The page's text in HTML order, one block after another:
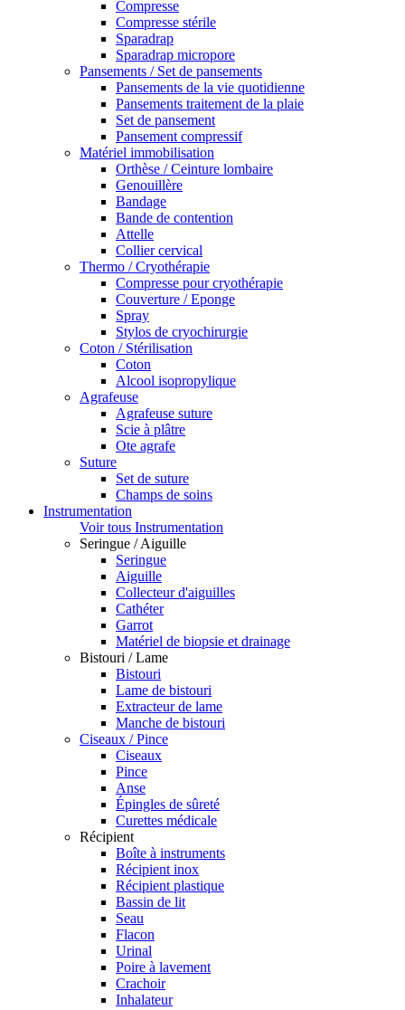
Compresse
Compresse stérile
Sparadrap
Sparadrap micropore
Pansements / Set de pansements
Pansements de la vie quotidienne
Pansements traitement de la plaie
Set de pansement
Pansement compressif
Matériel immobilisation
Orthèse / Ceinture lombaire
Genouillère
Bandage
Bande de contention
Attelle
Collier cervical
Thermo / Cryothérapie
Compresse pour cryothérapie
Couverture / Eponge
Spray
Stylos de cryochirurgie
Coton / Stérilisation
Coton
Alcool isopropylique
Agrafeuse
Agrafeuse suture
Scie à plâtre
Ote agrafe
Suture
Set de suture
Champs de soins
Instrumentation
Voir tous Instrumentation
Seringue / Aiguille
Seringue
Aiguille
Collecteur d'aiguilles
Cathéter
Garrot
Matériel de biopsie et drainage
Bistouri / Lame
Bistouri
Lame de bistouri
Extracteur de lame
Manche de bistouri
Ciseaux / Pince
Ciseaux
Pince
Anse
Épingles de sûreté
Curettes médicale
Récipient
Boîte à instruments
Récipient inox
Récipient plastique
Bassin de lit
Seau
Flacon
Urinal
Poire à lavement
Crachoir
Inhalateur